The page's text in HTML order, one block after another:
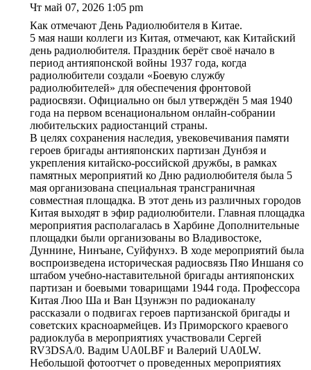
Чт май 07, 2026 1:05 pm
Как отмечают День Радиолюбителя в Китае.
5 мая наши коллеги из Китая, отмечают, как Китайский
день радиолюбителя. Праздник берёт своё начало в
период антияпонской войны 1937 года, когда
радиолюбители создали «Боевую службу
радиолюбителей» для обеспечения фронтовой
радиосвязи. Официально он был утверждён 5 мая 1940
года на первом всенациональном онлайн-собрании
любительских радиостанций страны.
В целях сохранения наследия, увековечивания памяти
героев бригады антияпонских партизан Дунбэя и
укрепления китайско-российской дружбы, в рамках
памятных мероприятий ко Дню радиолюбителя была 5
мая организована специальная трансграничная
совместная площадка. В этот день из различных городов
Китая выходят в эфир радиолюбители. Главная площадка
мероприятия располагалась в Харбине Дополнительные
площадки были организованы во Владивостоке,
Дуннине, Нинъане, Суйфунхэ. В ходе мероприятий была
воспроизведена историческая радиосвязь Пяо Иншаня со
штабом учебно-наставительной бригады антияпонских
партизан и боевыми товарищами 1944 года. Профессора
Китая Люо Ша и Ван Цзунжэн по радиоканалу
рассказали о подвигах героев партизанской бригады и
советских красноармейцев. Из Приморского краевого
радиоклуба в мероприятиях участвовали Сергей
RV3DSA/0. Вадим UA0LBF и Валерий UA0LW.
Небольшой фотоотчет о проведенных мероприятиях